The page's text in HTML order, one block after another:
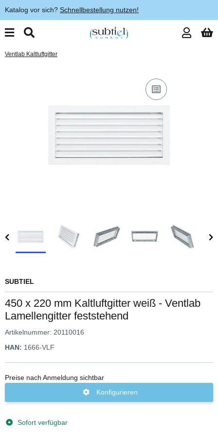
Katalog vor sich? Schnellbestellung nutzen!
Ventlab Kaltluftgitter
SUBTIEL
450 x 220 mm Kaltluftgitter weiß - Ventlab
Lamellengitter feststehend
Artikelnummer: 20110016
HAN: 1666-VLF
Preise nach Anmeldung sichtbar
Konfigurieren
Sofort verfügbar